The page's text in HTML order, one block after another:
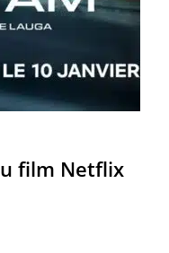
film Netflix